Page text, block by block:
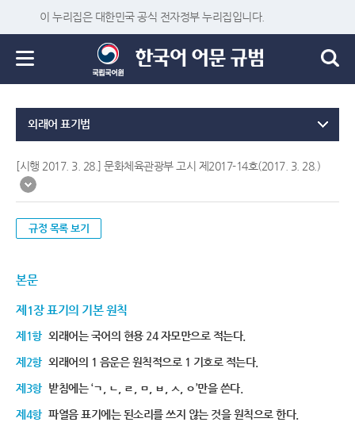
이 누리집은 대한민국 공식 전자정부 누리집입니다.
외래어 표기법
[시행 2017. 3. 28.] 문화체육관광부 고시 제2017-14호(2017. 3. 28.)
규정 목록 보기
본문
제1장 표기의 기본 원칙
제1항 외래어는 국어의 현용 24 자모만으로 적는다.
제2항 외래어의 1 음운은 원칙적으로 1 기호로 적는다.
제3항 받침에는 ‘ㄱ, ㄴ, ㄹ, ㅁ, ㅂ, ㅅ, ㅇ’만을 쓴다.
제4항 파열음 표기에는 된소리를 쓰지 않는 것을 원칙으로 한다.